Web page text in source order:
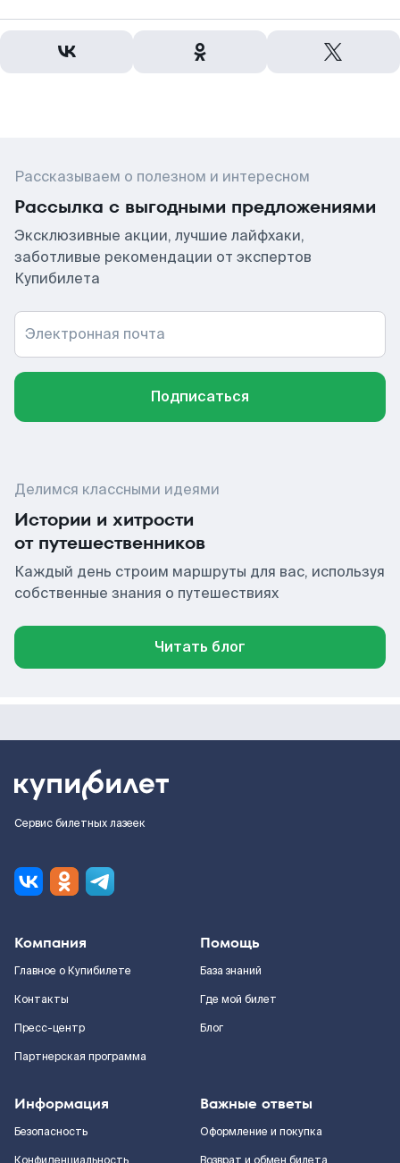
Рассказываем о полезном и интересном
Рассылка с выгодными предложениями
Эксклюзивные акции, лучшие лайфхаки,
заботливые рекомендации от экспертов
Купибилета
Электронная почта
Подписаться
Делимся классными идеями
Истории и хитрости
от путешественников
Каждый день строим маршруты для вас, используя
собственные знания о путешествиях
Читать блог
Сервис билетных лазеек
Компания
Главное о Купибилете
Контакты
Пресс-центр
Партнерская программа
Помощь
База знаний
Где мой билет
Блог
Информация
Безопасность
Важные ответы
Оформление и покупка